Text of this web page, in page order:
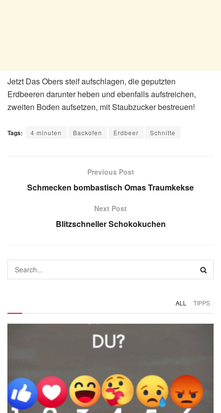
Jetzt Das Obers steif aufschlagen, die geputzten
Erdbeeren darunter heben und ebenfalls aufstreichen,
zweiten Boden aufsetzen, mit Staubzucker bestreuen!
Tags: 4 minuten Backofen Erdbeer Schnitte
Previous Post
Schmecken bombastisch Omas Traumkekse
Next Post
Blitzschneller Schokokuchen
ALL TIPPS